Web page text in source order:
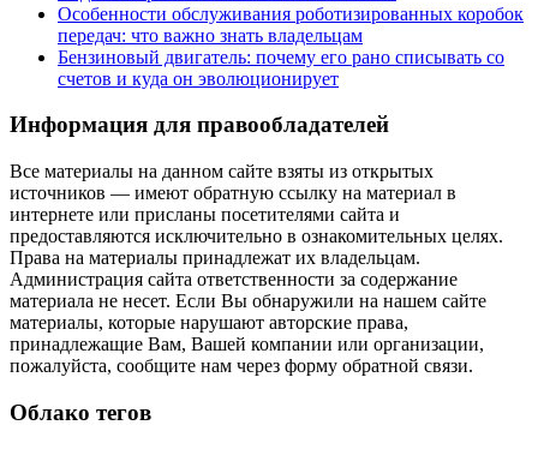
Особенности обслуживания роботизированных коробок
передач: что важно знать владельцам
Бензиновый двигатель: почему его рано списывать со
счетов и куда он эволюционирует
Информация для правообладателей
Все материалы на данном сайте взяты из открытых
источников — имеют обратную ссылку на материал в
интернете или присланы посетителями сайта и
предоставляются исключительно в ознакомительных целях.
Права на материалы принадлежат их владельцам.
Администрация сайта ответственности за содержание
материала не несет. Если Вы обнаружили на нашем сайте
материалы, которые нарушают авторские права,
принадлежащие Вам, Вашей компании или организации,
пожалуйста, сообщите нам через форму обратной связи.
Облако тегов